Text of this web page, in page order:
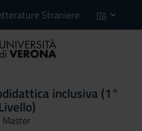
Straniere ITA
inclusiva (1°
Livello)
Master